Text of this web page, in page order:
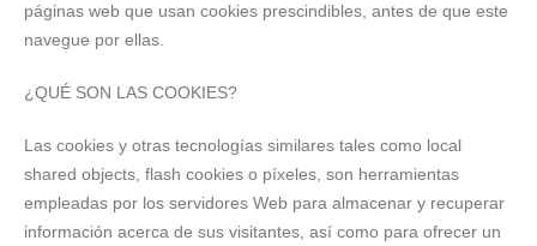
páginas web que usan cookies prescindibles, antes de que este
navegue por ellas.
¿QUÉ SON LAS COOKIES?
Las cookies y otras tecnologías similares tales como local
shared objects, flash cookies o píxeles, son herramientas
empleadas por los servidores Web para almacenar y recuperar
información acerca de sus visitantes, así como para ofrecer un